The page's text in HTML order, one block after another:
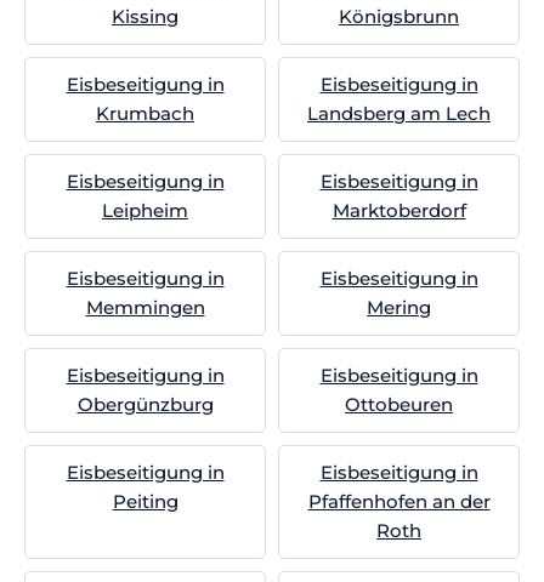
Kissing
Königsbrunn
Eisbeseitigung in
Krumbach
Eisbeseitigung in
Landsberg am Lech
Eisbeseitigung in
Leipheim
Eisbeseitigung in
Marktoberdorf
Eisbeseitigung in
Memmingen
Eisbeseitigung in
Mering
Eisbeseitigung in
Obergünzburg
Eisbeseitigung in
Ottobeuren
Eisbeseitigung in
Peiting
Eisbeseitigung in
Pfaffenhofen an der
Roth